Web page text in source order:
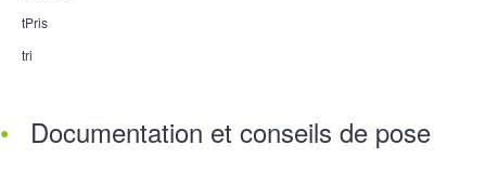
tPris
tri
Documentation et conseils de pose